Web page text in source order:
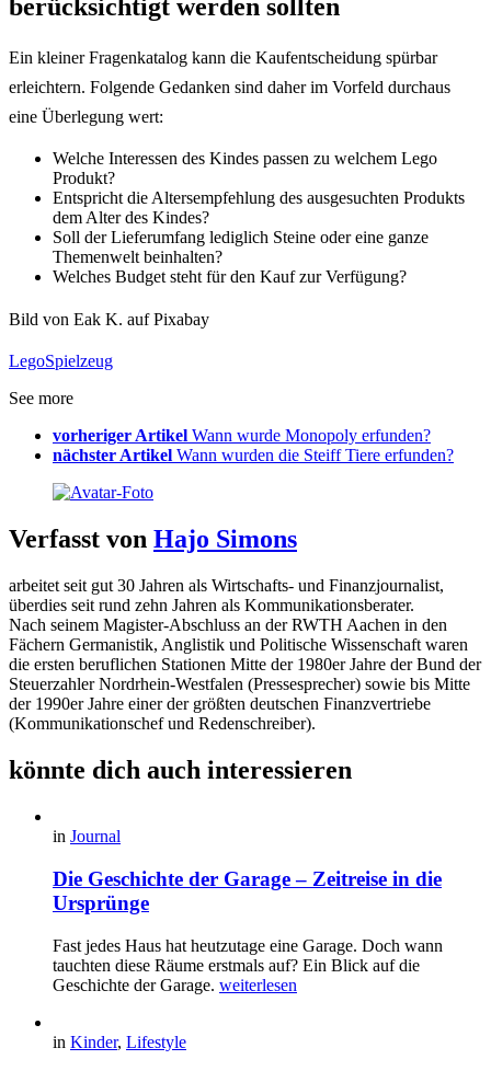
berücksichtigt werden sollten
Ein kleiner Fragenkatalog kann die Kaufentscheidung spürbar
erleichtern. Folgende Gedanken sind daher im Vorfeld durchaus
eine Überlegung wert:
Welche Interessen des Kindes passen zu welchem Lego
Produkt?
Entspricht die Altersempfehlung des ausgesuchten Produkts
dem Alter des Kindes?
Soll der Lieferumfang lediglich Steine oder eine ganze
Themenwelt beinhalten?
Welches Budget steht für den Kauf zur Verfügung?
Bild von Eak K. auf Pixabay
LegoSpielzeug
See more
vorheriger Artikel Wann wurde Monopoly erfunden?
nächster Artikel Wann wurden die Steiff Tiere erfunden?
Verfasst von Hajo Simons
arbeitet seit gut 30 Jahren als Wirtschafts- und Finanzjournalist,
überdies seit rund zehn Jahren als Kommunikationsberater.
Nach seinem Magister-Abschluss an der RWTH Aachen in den
Fächern Germanistik, Anglistik und Politische Wissenschaft waren
die ersten beruflichen Stationen Mitte der 1980er Jahre der Bund der
Steuerzahler Nordrhein-Westfalen (Pressesprecher) sowie bis Mitte
der 1990er Jahre einer der größten deutschen Finanzvertriebe
(Kommunikationschef und Redenschreiber).
könnte dich auch interessieren
in Journal
Die Geschichte der Garage – Zeitreise in die
Ursprünge
Fast jedes Haus hat heutzutage eine Garage. Doch wann
tauchten diese Räume erstmals auf? Ein Blick auf die
Geschichte der Garage. weiterlesen
in Kinder, Lifestyle